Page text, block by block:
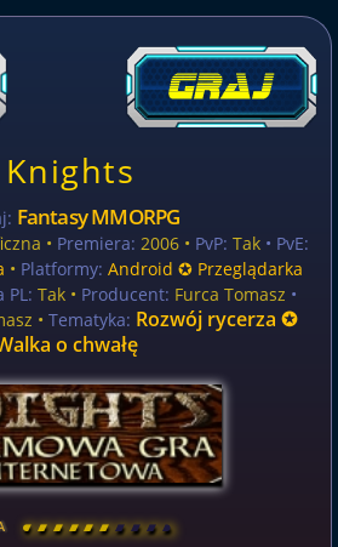
Knights
Fantasy MMORPG
• Premiera: 2006 • PvP: Tak • PvE:
• Platformy: Android ✪ Przeglądarka
PL: Tak • Producent: Furca Tomasz •
•Tematyka: Rozwój rycerza ✪
o chwałę
[ \ \ \ \ \ \ \ \ ]